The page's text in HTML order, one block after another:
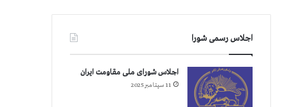
اجلاس رسمی شورا
اجلاس شورای ملی مقاومت ایران
11 سپتامبر 2025